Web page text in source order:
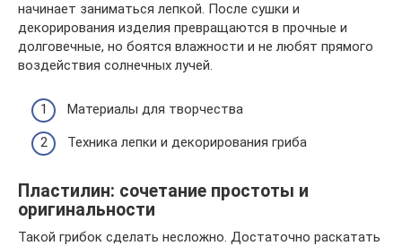
начинает заниматься лепкой. После сушки и
декорирования изделия превращаются в прочные и
долговечные, но боятся влажности и не любят прямого
воздействия солнечных лучей.
Материалы для творчества
Техника лепки и декорирования гриба
Пластилин: сочетание простоты и
оригинальности
Такой грибок сделать несложно. Достаточно раскатать